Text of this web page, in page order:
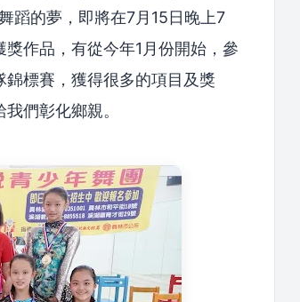
蹈的夢，即將在7月15日晚上7
作品，有從今年1月份開始，參
標賽，獲得很多的項目及獎
們彰化鄉親。